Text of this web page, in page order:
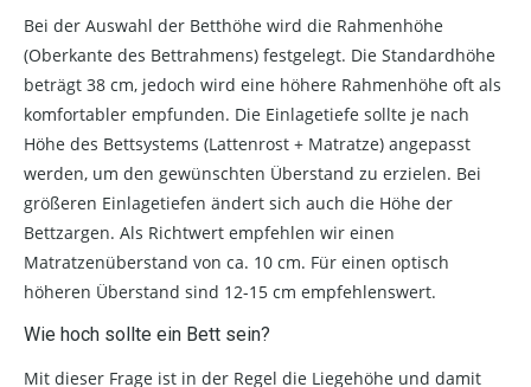
Bei der Auswahl der Betthöhe wird die Rahmenhöhe
(Oberkante des Bettrahmens) festgelegt. Die Standardhöhe
beträgt 38 cm, jedoch wird eine höhere Rahmenhöhe oft als
komfortabler empfunden. Die Einlagetiefe sollte je nach
Höhe des Bettsystems (Lattenrost + Matratze) angepasst
werden, um den gewünschten Überstand zu erzielen. Bei
größeren Einlagetiefen ändert sich auch die Höhe der
Bettzargen. Als Richtwert empfehlen wir einen
Matratzenüberstand von ca. 10 cm. Für einen optisch
höheren Überstand sind 12-15 cm empfehlenswert.
Wie hoch sollte ein Bett sein?
Mit dieser Frage ist in der Regel die Liegehöhe und damit